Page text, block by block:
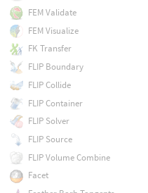
FEM Validate
FEM Visualize
FK Transfer
FLIP Boundary
FLIP Collide
FLIP Container
FLIP Solver
FLIP Source
FLIP Volume Combine
Facet